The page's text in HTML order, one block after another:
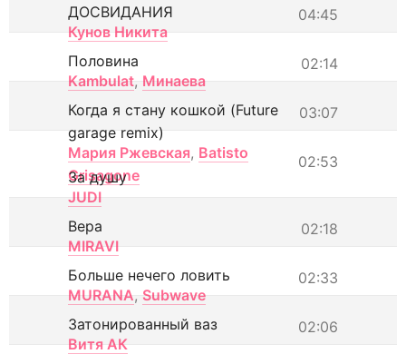
04:45
ДОСВИДАНИЯ
Кунов Никита
02:14
Половина
Kambulat, Минаева
03:07
Когда я стану кошкой (Future
garage remix)
Мария Ржевская, Batisto
Grisagone
02:53
За душу
JUDI
02:18
Вера
MIRAVI
02:33
Больше нечего ловить
MURANA, Subwave
02:06
Затонированный ваз
Витя АК